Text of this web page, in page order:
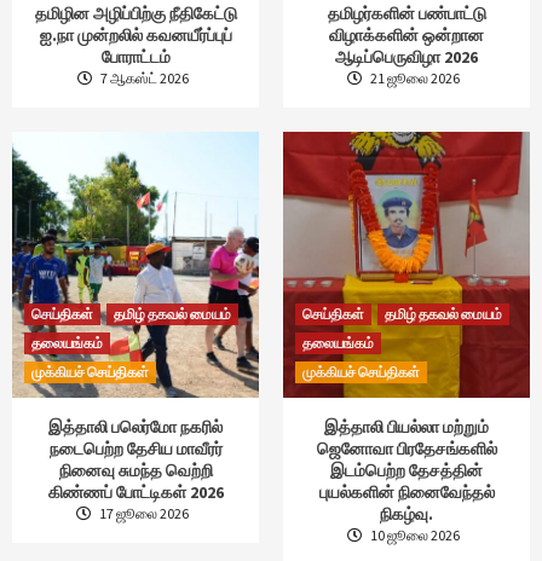
தமிழின அழிப்பிற்கு நீதிகேட்டு
ஐ.நா முன்றலில் கவனயீர்ப்புப்
போராட்டம்
7 ஆகஸ்ட் 2026
தமிழர்களின் பண்பாட்டு
விழாக்களின் ஒன்றான
ஆடிப்பெருவிழா 2026
21 ஜூலை 2026
செய்திகள்
தமிழ் தகவல் மையம்
தலையங்கம்
முக்கியச் செய்திகள்
இத்தாலி பலெர்மோ நகரில்
நடைபெற்ற தேசிய மாவீரர்
நினைவு சுமந்த வெற்றி
கிண்ணப் போட்டிகள் 2026
17 ஜூலை 2026
செய்திகள்
தமிழ் தகவல் மையம்
தலையங்கம்
முக்கியச் செய்திகள்
இத்தாலி பியல்லா மற்றும்
ஜெனோவா பிரதேசங்களில்
இடம்பெற்ற தேசத்தின்
புயல்களின் நினைவேந்தல்
நிகழ்வு.
10 ஜூலை 2026